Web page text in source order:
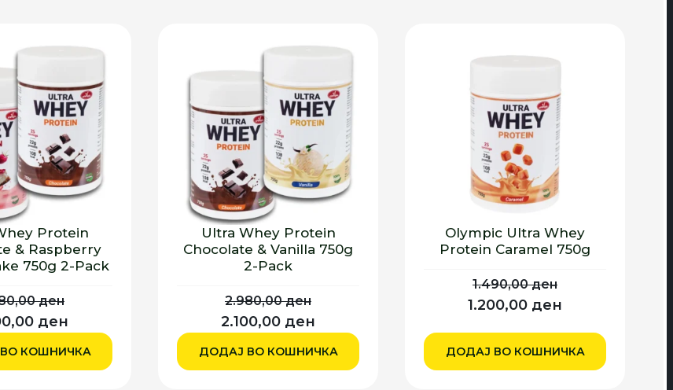
Protein
& Raspberry
750g 2-Pack
ден
ден
КОШНИЧКА
Ultra Whey Protein
Chocolate & Vanilla 750g
2-Pack
2.980,00ден
Originalna
2.100,00 ден
ДОДАЈ ВО КОШНИЧКА
Olympic Ultra Whey
Protein Caramel 750g
1.490,00ден
Originalna
je
bila:
1.200,00 ден
je:
1.200,00 ден.
ДОДАЈ ВО КОШНИЧКА